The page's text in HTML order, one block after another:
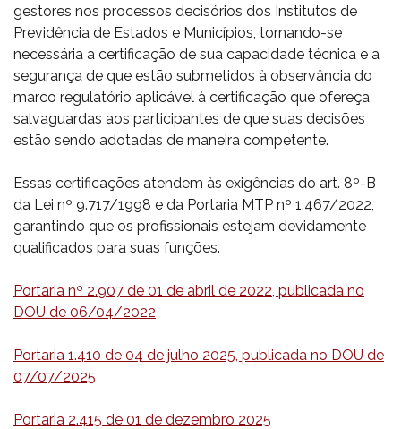
gestores nos processos decisórios dos Institutos de
Previdência de Estados e Municípios, tornando-se
necessária a certificação de sua capacidade técnica e a
segurança de que estão submetidos à observância do
marco regulatório aplicável à certificação que ofereça
salvaguardas aos participantes de que suas decisões
estão sendo adotadas de maneira competente.
Essas certificações atendem às exigências do art. 8º-B
da Lei nº 9.717/1998 e da Portaria MTP nº 1.467/2022,
garantindo que os profissionais estejam devidamente
qualificados para suas funções.
Portaria nº 2.907 de 01 de abril de 2022, publicada no
DOU de 06/04/2022
Portaria 1.410 de 04 de julho 2025, publicada no DOU de
07/07/2025
Portaria 2.415 de 01 de dezembro 2025